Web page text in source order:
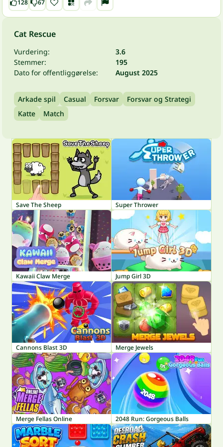
128 67
Cat Rescue
Vurdering:
3.6
Stemmer:
195
Dato for offentliggørelse:
August 2025
Arkade spil Casual Forsvar
Forsvar og Strategi
Katte
Match
Save The Sheep Super Thrower
Kawaii Claw Merge Jump Girl 3D
Cannons Blast 3D Merge Jewels
Merge Fellas Online 2048 Run: Gorgeous Balls